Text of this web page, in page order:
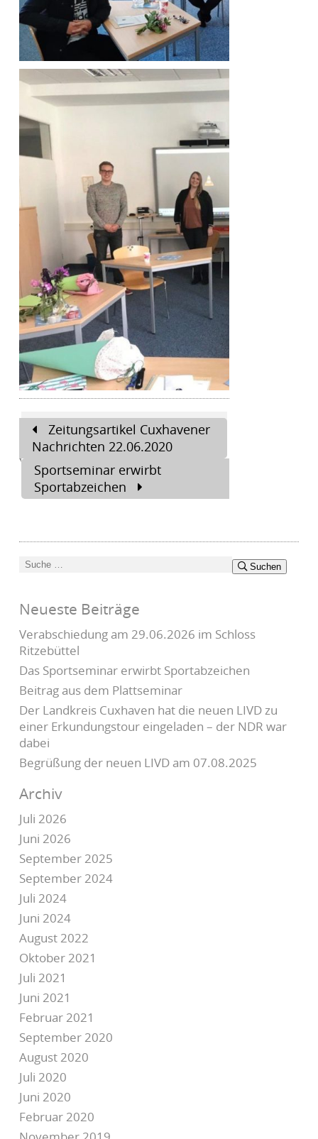
Beitragsnavigation
Zeitungsartikel Cuxhavener
Nachrichten 22.06.2020
Sportseminar erwirbt
Sportabzeichen
Suchen
Suchen
Neueste Beiträge
Verabschiedung am 29.06.2026 im Schloss
Ritzebüttel
Das Sportseminar erwirbt Sportabzeichen
Beitrag aus dem Plattseminar
Der Landkreis Cuxhaven hat die neuen LIVD zu
einer Erkundungstour eingeladen – der NDR war
dabei
Begrüßung der neuen LIVD am 07.08.2025
Archiv
Juli 2026
Juni 2026
September 2025
September 2024
Juli 2024
Juni 2024
August 2022
Oktober 2021
Juli 2021
Juni 2021
Februar 2021
September 2020
August 2020
Juli 2020
Juni 2020
Februar 2020